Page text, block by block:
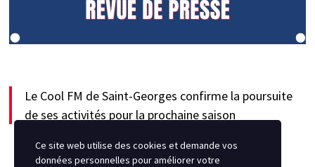
Le Cool FM de Saint-Georges confirme la poursuite
de ses activités pour la prochaine saison
Ce site web utilise des cookies et demande vos
données personnelles pour améliorer votre